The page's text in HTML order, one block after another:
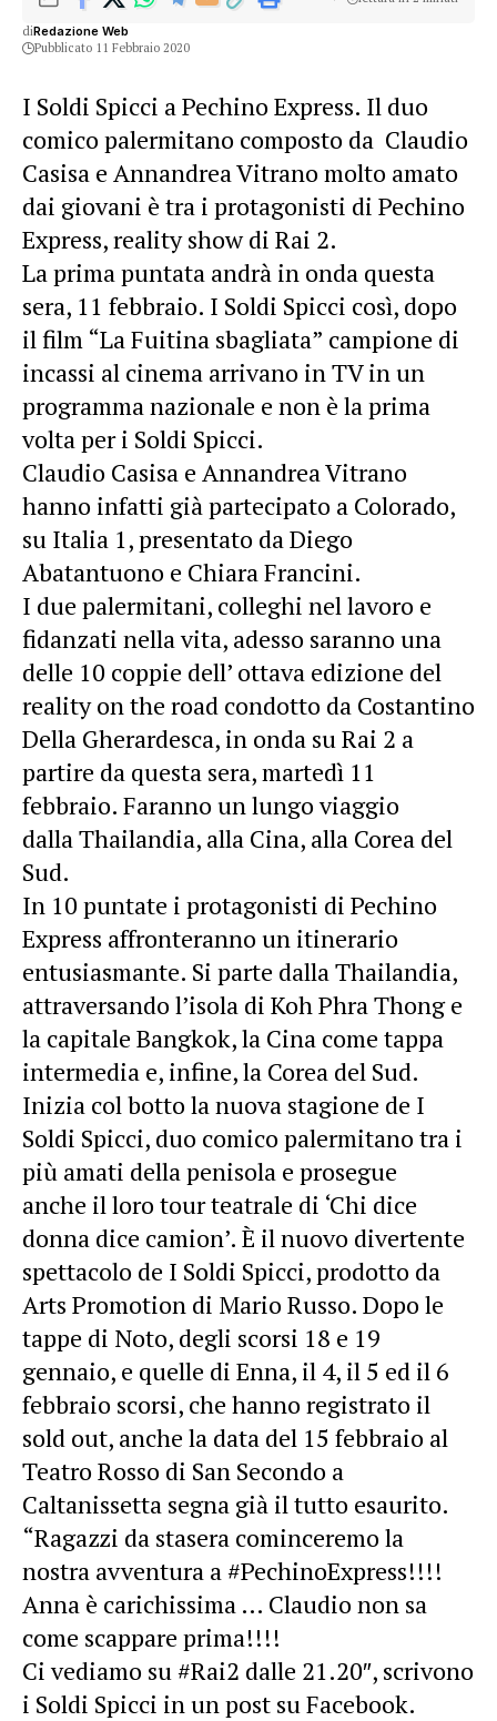
diRedazione Web
Pubblicato 11 Febbraio 2020
I Soldi Spicci a Pechino Express. Il duo
comico palermitano composto da Claudio
Casisa e Annandrea Vitrano molto amato
dai giovani è tra i protagonisti di Pechino
Express, reality show di Rai 2.
La prima puntata andrà in onda questa
sera, 11 febbraio. I Soldi Spicci così, dopo
il film “La Fuitina sbagliata” campione di
incassi al cinema arrivano in TV in un
programma nazionale e non è la prima
volta per i Soldi Spicci.
Claudio Casisa e Annandrea Vitrano
hanno infatti già partecipato a Colorado,
su Italia 1, presentato da Diego
Abatantuono e Chiara Francini.
I due palermitani, colleghi nel lavoro e
fidanzati nella vita, adesso saranno una
delle 10 coppie dell’ ottava edizione del
reality on the road condotto da Costantino
Della Gherardesca, in onda su Rai 2 a
partire da questa sera, martedì 11
febbraio. Faranno un lungo viaggio
dalla Thailandia, alla Cina, alla Corea del
Sud.
In 10 puntate i protagonisti di Pechino
Express affronteranno un itinerario
entusiasmante. Si parte dalla Thailandia,
attraversando l’isola di Koh Phra Thong e
la capitale Bangkok, la Cina come tappa
intermedia e, infine, la Corea del Sud.
Inizia col botto la nuova stagione de I
Soldi Spicci, duo comico palermitano tra i
più amati della penisola e prosegue
anche il loro tour teatrale di ‘Chi dice
donna dice camion’. È il nuovo divertente
spettacolo de I Soldi Spicci, prodotto da
Arts Promotion di Mario Russo. Dopo le
tappe di Noto, degli scorsi 18 e 19
gennaio, e quelle di Enna, il 4, il 5 ed il 6
febbraio scorsi, che hanno registrato il
sold out, anche la data del 15 febbraio al
Teatro Rosso di San Secondo a
Caltanissetta segna già il tutto esaurito.
“Ragazzi da stasera cominceremo la
nostra avventura a#PechinoExpress!!!!
Anna è carichissima … Claudio non sa
come scappare prima!!!!
Ci vediamo su#Rai2 dalle 21.20″, scrivono
i Soldi Spicci in un post su Facebook.